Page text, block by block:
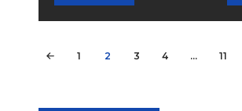
Seitennummerierung
<
PAGE
1 PAGE
2 PAGE
3 PAGE
4 … PAGE
11